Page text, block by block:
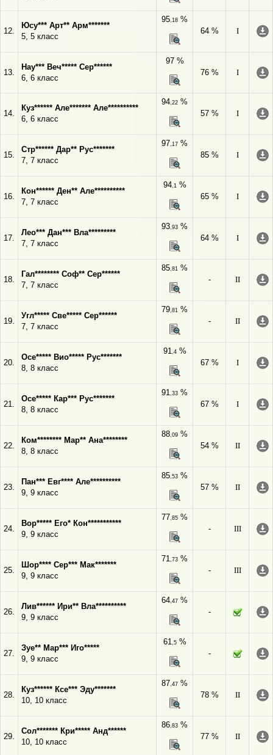
12.
Юсу*** Арт** Арм*******
5, 5 класс
95,18 %
64 %
I
13.
Нау*** Веч***** Сер******
6, 6 класс
97 %
76 %
I
14.
Куз****** Але******* Але**********
6, 6 класс
94,22 %
57 %
I
15.
Стр****** Дар** Рус*******
7, 7 класс
97,17 %
85 %
I
16.
Кон****** Ден** Але**********
7, 7 класс
94,1%
65 %
I
17.
Лео*** Дан*** Вла*********
7, 7 класс
93,93 %
64 %
I
18.
Гал******** Соф** Сер******
7, 7 класс
85,81 %
-
II
19.
Угл***** Све***** Сер******
7, 7 класс
79,81 %
-
II
20.
Осе***** Вио***** Рус*******
8, 8 класс
91,4%
67 %
I
21.
Осе***** Кар*** Рус*******
8, 8 класс
91,33 %
67 %
I
22.
Ком******** Мар** Ана********
8, 8 класс
88,09 %
54 %
II
23.
Пан*** Евг**** Але**********
9, 9 класс
85,53 %
57 %
II
24.
Вор***** Его* Кон***********
9, 9 класс
77,85 %
-
III
25.
Шор**** Сер*** Мак*******
9, 9 класс
71,73 %
-
III
26.
Лив****** Ири** Вла**********
9, 9 класс
64,47 %
-
27.
Зуе** Мар*** Иго*****
9, 9 класс
61,5%
-
28.
Куз****** Ксе*** Эду*******
10, 10 класс
87,47 %
78 %
II
29.
Сол******* Кри***** Анд******
10, 10 класс
86,83 %
77 %
II